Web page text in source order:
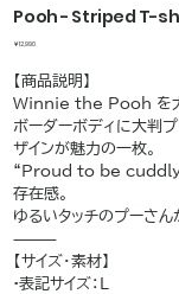
Pooh - Striped T-
価
￥12,990
【商品説明】
Winnie the Pooh を大
ボーダーボディに大判
ザインが魅力の一枚。
“Proud to be cuddly”
存在感。
ゆるいタッチのプーさん
⸻
【サイズ・素材】
•表記サイズ：L